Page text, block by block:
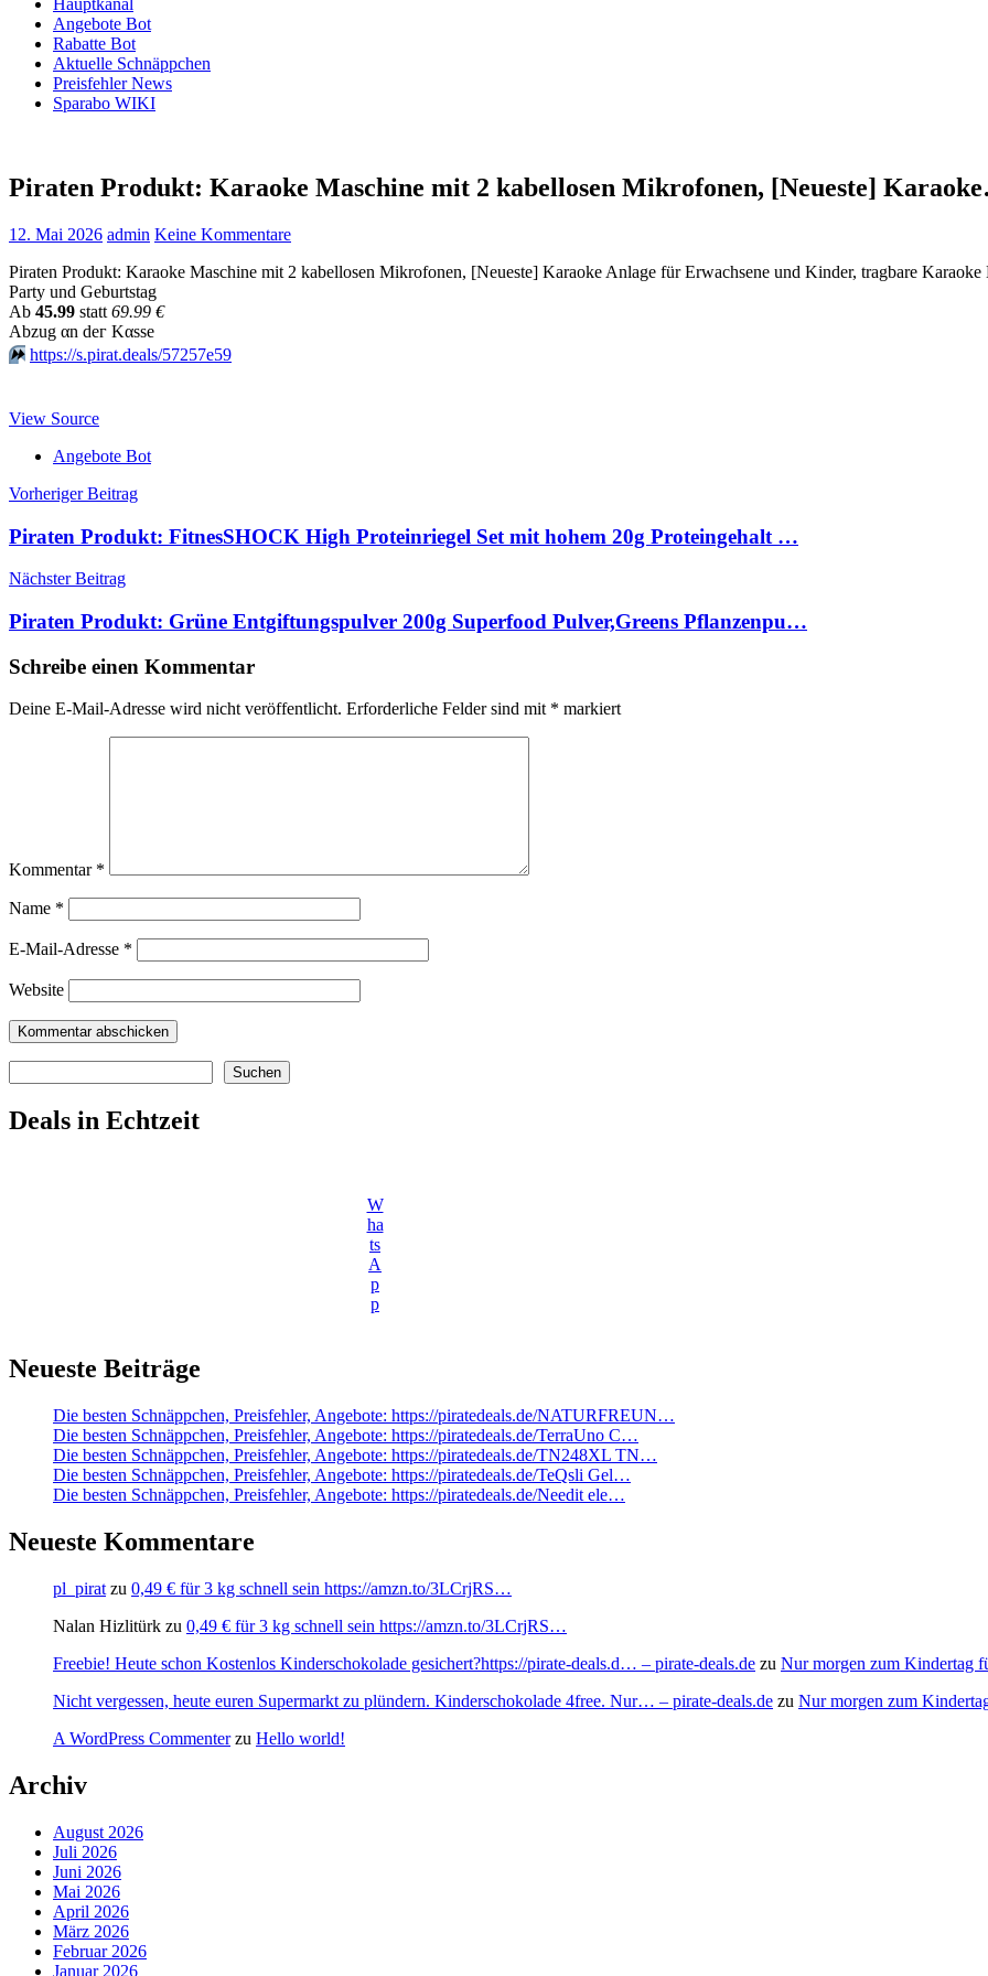
Hauptkanal
Angebote Bot
Rabatte Bot
Aktuelle Schnäppchen
Preisfehler News
Sparabo WIKI
Piraten Produkt: Karaoke Maschine mit 2 kabellosen Mikrofonen, [Neueste]
12. Mai 2026 admin Keine Kommentare
Piraten Produkt: Karaoke Maschine mit 2 kabellosen Mikrofonen, [Neueste] Karaoke Anlage für Erwachsene und Kinder, tragbare
Party und Geburtstag
Аb 45.99 statt 69.99 €
Аbzug αn dег Kαssе
⏩️ https://s.pirat.deals/57257e59
View Source
Angebote Bot
Beitragsnavigation
Vorheriger Beitrag
Piraten Produkt: FitnesSHOCK High Proteinriegel Set mit hohem 20g Proteingehalt …
Nächster Beitrag
Piraten Produkt: Grüne Entgiftungspulver 200g Superfood Pulver,Greens Pflanzenpu…
Schreibe einen Kommentar
Deine E-Mail-Adresse wird nicht veröffentlicht. Erforderliche Felder sind mit * markiert
Kommentar *
Name *
E-Mail-Adresse *
Website
Suchen
Deals in Echtzeit
W
ha
ts
A
p
p
Neueste Beiträge
Die besten Schnäppchen, Preisfehler, Angebote: https://piratedeals.de/NATURFREUN…
Die besten Schnäppchen, Preisfehler, Angebote: https://piratedeals.de/TerraUno C…
Die besten Schnäppchen, Preisfehler, Angebote: https://piratedeals.de/TN248XL TN…
Die besten Schnäppchen, Preisfehler, Angebote: https://piratedeals.de/TeQsli Gel…
Die besten Schnäppchen, Preisfehler, Angebote: https://piratedeals.de/Needit ele…
Neueste Kommentare
pl_pirat zu 0,49 € für 3 kg schnell sein https://amzn.to/3LCrjRS…
Nalan Hizlitürk zu 0,49 € für 3 kg schnell sein https://amzn.to/3LCrjRS…
Freebie! Heute schon Kostenlos Kinderschokolade gesichert?https://pirate-deals.d… – pirate-deals.de zu Nur morgen zum Kindertag
Nicht vergessen, heute euren Supermarkt zu plündern. Kinderschokolade 4free. Nur… – pirate-deals.de zu Nur morgen zum
A WordPress Commenterzu Hello world!
Archiv
August 2026
Juli 2026
Juni 2026
Mai 2026
April 2026
März 2026
Februar 2026
Januar 2026